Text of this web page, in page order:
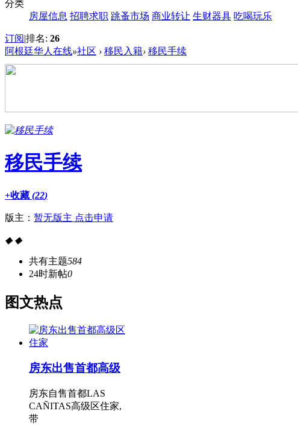
分类
房屋信息 招聘求职 跳蚤市场 商业转让 生财器具 吃喝玩乐
订阅|排名: 26
阿根廷华人在线»社区 › 移民入籍› 移民手续
移民手续
+收藏 (22)
版主： 暂无版主 点击申请
◆ ◆
共有主题584
24时新帖0
图文热点
房东出售首都高级
房东自售首都LAS
CAÑITAS高级区住家,
带